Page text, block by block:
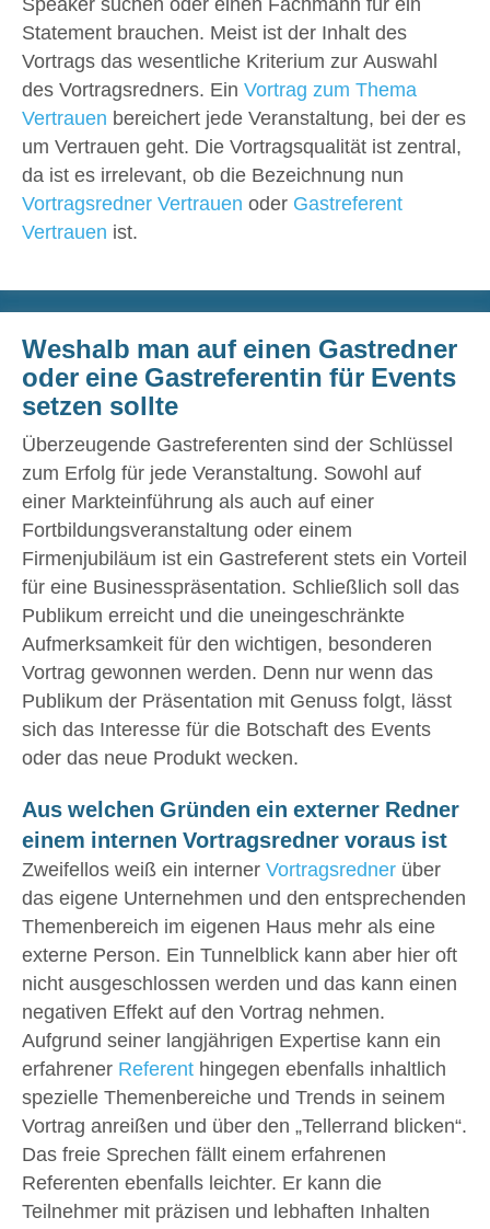
Speaker suchen oder einen Fachmann für ein
Statement brauchen. Meist ist der Inhalt des
Vortrags das wesentliche Kriterium zur Auswahl
des Vortragsredners. Ein Vortrag zum Thema
Vertrauen bereichert jede Veranstaltung, bei der es
um Vertrauen geht. Die Vortragsqualität ist zentral,
da ist es irrelevant, ob die Bezeichnung nun
Vortragsredner Vertrauen oder Gastreferent
Vertrauen ist.
Weshalb man auf einen Gastredner
oder eine Gastreferentin für Events
setzen sollte
Überzeugende Gastreferenten sind der Schlüssel
zum Erfolg für jede Veranstaltung. Sowohl auf
einer Markteinführung als auch auf einer
Fortbildungsveranstaltung oder einem
Firmenjubiläum ist ein Gastreferent stets ein Vorteil
für eine Businesspräsentation. Schließlich soll das
Publikum erreicht und die uneingeschränkte
Aufmerksamkeit für den wichtigen, besonderen
Vortrag gewonnen werden. Denn nur wenn das
Publikum der Präsentation mit Genuss folgt, lässt
sich das Interesse für die Botschaft des Events
oder das neue Produkt wecken.
Aus welchen Gründen ein externer Redner
einem internen Vortragsredner voraus ist
Zweifellos weiß ein interner Vortragsredner über
das eigene Unternehmen und den entsprechenden
Themenbereich im eigenen Haus mehr als eine
externe Person. Ein Tunnelblick kann aber hier oft
nicht ausgeschlossen werden und das kann einen
negativen Effekt auf den Vortrag nehmen.
Aufgrund seiner langjährigen Expertise kann ein
erfahrener Referent hingegen ebenfalls inhaltlich
spezielle Themenbereiche und Trends in seinem
Vortrag anreißen und über den „Tellerrand blicken“.
Das freie Sprechen fällt einem erfahrenen
Referenten ebenfalls leichter. Er kann die
Teilnehmer mit präzisen und lebhaften Inhalten